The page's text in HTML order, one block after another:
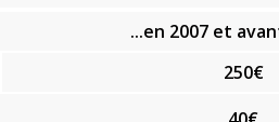
...en 2007 et
250€